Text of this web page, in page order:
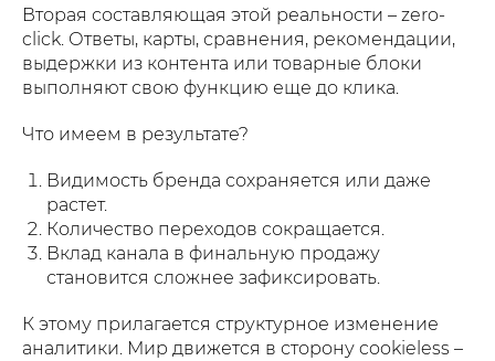
Вторая составляющая этой реальности – zero-
click. Ответы, карты, сравнения, рекомендации,
выдержки из контента или товарные блоки
выполняют свою функцию еще до клика.
Что имеем в результате?
Видимость бренда сохраняется или даже
растет.
Количество переходов сокращается.
Вклад канала в финальную продажу
становится сложнее зафиксировать.
К этому прилагается структурное изменение
аналитики. Мир движется в сторону cookieless –